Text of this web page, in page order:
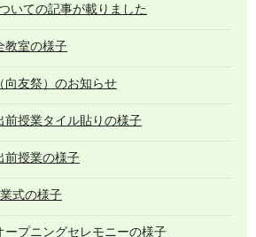
いての記事が載りました
教室の様子
向友祭）のお知らせ
前授業タイル貼りの様子
前授業の様子
式の様子
ープニングセレモニーの様子